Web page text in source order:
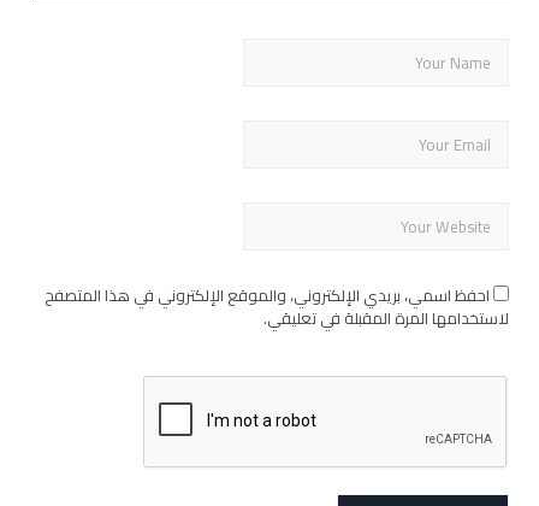
احفظ اسمي، بريدي الإلكتروني، والموقع الإلكتروني في هذا المتصفح
لاستخدامها المرة المقبلة في تعليقي.